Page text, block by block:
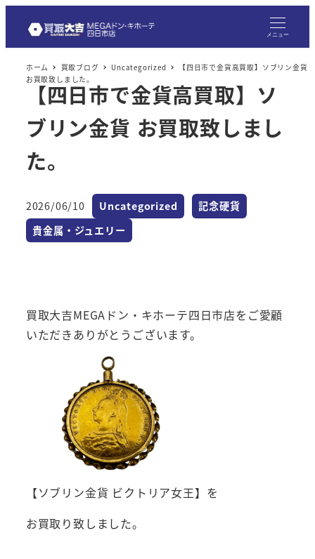
メニュー
ホーム 買取ブログ Uncategorized
【四日市で金貨高買取】ソブリン金貨
お買取致しました。
【四日市で金貨高買取】ソ
ブリン金貨 お買取致しまし
た。
投稿日
2026/06/10 カテゴリー
Uncategorized カテゴリー
記念硬貨
カテゴリー
貴金属・ジュエリー
買取大吉MEGAドン・キホーテ四日市店をご愛顧
いただきありがとうございます。
【ソブリン金貨 ビクトリア女王】を
お買取り致しました。